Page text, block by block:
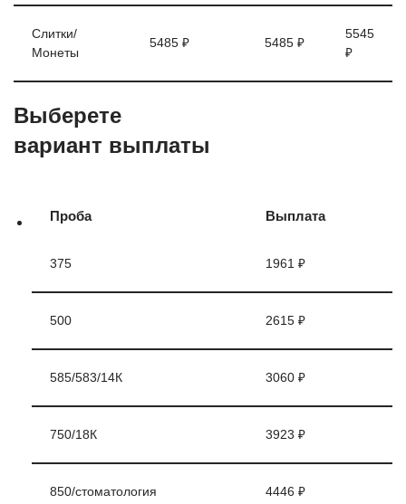
Слитки/
Монеты
5485 ₽ 5485 ₽
5545
₽
Выберете
вариант выплаты
Проба Выплата
375 1961 ₽
500 2615 ₽
585/583/14К 3060 ₽
750/18К 3923 ₽
850/стоматология 4446 ₽